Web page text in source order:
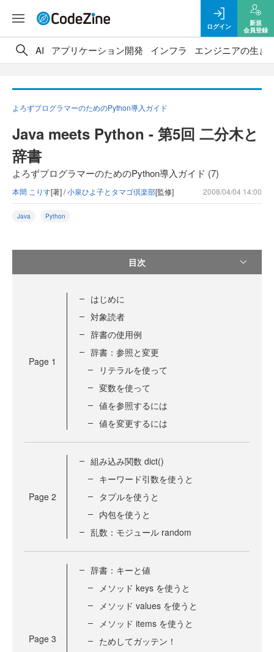
ログイン
新規
会員登録
AI アプリケーション開発 インフラ エンジニアの生き
よろずプログラマーのためのPython導入ガイド
Java meets Python - 第5回 二分木と
辞書
よろずプログラマーのためのPython導入ガイド (7)
本間 こりす[著] /小泉ひよ子とタマゴ倶楽部[監修] 2008/04/04 14:00
Java Python
目次
Page 1
はじめに
対象読者
辞書の使用例
辞書：参照と変更
リテラルを使って
変数を使って
値を参照するには
値を変更するには
Page 2
組み込み関数 dict()
キーワード引数を使うと
タプルを使うと
内包を使うと
乱数：モジュール random
Page 3
辞書：キーと値
メソッド keys を使うと
メソッド values を使うと
メソッド items を使うと
ためしてガッテン！